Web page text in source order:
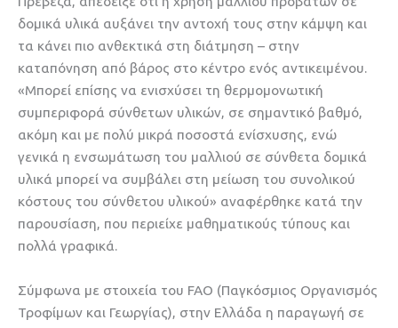
δομικά υλικά αυξάνει την αντοχή τους στην κάμψη και
τα κάνει πιο ανθεκτικά στη διάτμηση – στην
καταπόνηση από βάρος στο κέντρο ενός αντικειμένου.
«Μπορεί επίσης να ενισχύσει τη θερμομονωτική
συμπεριφορά σύνθετων υλικών, σε σημαντικό βαθμό,
ακόμη και με πολύ μικρά ποσοστά ενίσχυσης, ενώ
γενικά η ενσωμάτωση του μαλλιού σε σύνθετα δομικά
υλικά μπορεί να συμβάλει στη μείωση του συνολικού
κόστους του σύνθετου υλικού» αναφέρθηκε κατά την
παρουσίαση, που περιείχε μαθηματικούς τύπους και
πολλά γραφικά.
Σύμφωνα με στοιχεία του FAO (Παγκόσμιος Οργανισμός
Τροφίμων και Γεωργίας), στην Ελλάδα η παραγωγή σε